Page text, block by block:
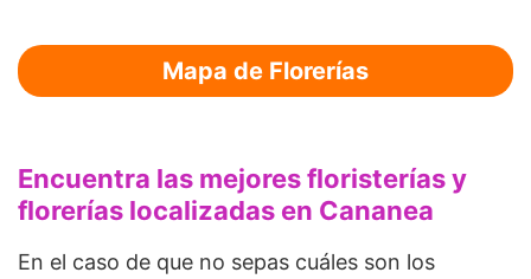
Mapa de Florerías
Encuentra las mejores floristerías y
florerías localizadas en Cananea
En el caso de que no sepas cuáles son los